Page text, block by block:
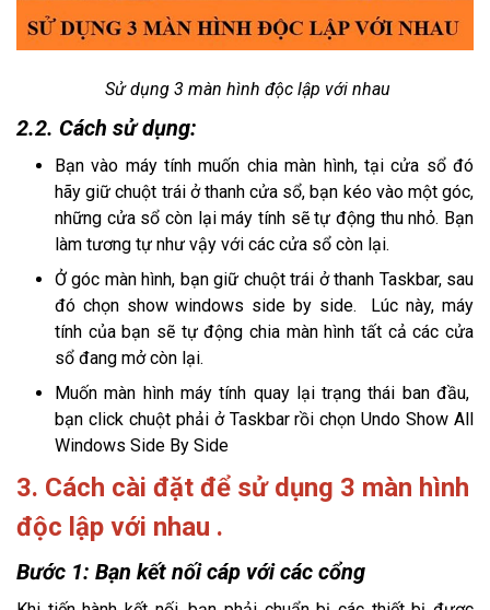
Sử dụng 3 màn hình độc lập với nhau
2.2. Cách sử dụng:
Bạn vào máy tính muốn chia màn hình, tại cửa sổ đó
hãy giữ chuột trái ở thanh cửa sổ, bạn kéo vào một góc,
những cửa sổ còn lại máy tính sẽ tự động thu nhỏ. Bạn
làm tương tự như vậy với các cửa sổ còn lại.
Ở góc màn hình, bạn giữ chuột trái ở thanh Taskbar, sau
đó chọn show windows side by side. Lúc này, máy
tính của bạn sẽ tự động chia màn hình tất cả các cửa
sổ đang mở còn lại.
Muốn màn hình máy tính quay lại trạng thái ban đầu,
bạn click chuột phải ở Taskbar rồi chọn Undo Show All
Windows Side By Side
3. Cách cài đặt để sử dụng 3 màn hình
độc lập với nhau .
Bước 1: Bạn kết nối cáp với các cổng